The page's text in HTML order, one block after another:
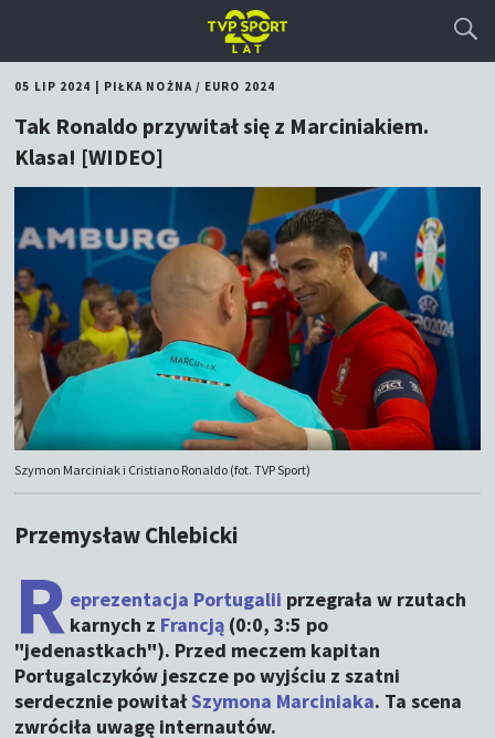
05 LIP 2024 PIŁKA NOŻNA/ EURO 2024
Tak Ronaldo przywitał się z Marciniakiem.
Klasa! [WIDEO]
Szymon Marciniak i Cristiano Ronaldo (fot. TVP Sport)
Przemysław Chlebicki
R eprezentacja Portugalii przegrała w rzutach
karnych z Francją (0:0, 3:5 po
"jedenastkach"). Przed meczem kapitan
Portugalczyków jeszcze po wyjściu z szatni
serdecznie powitałSzymona Marciniaka. Ta scena
zwróciła uwagę internautów.